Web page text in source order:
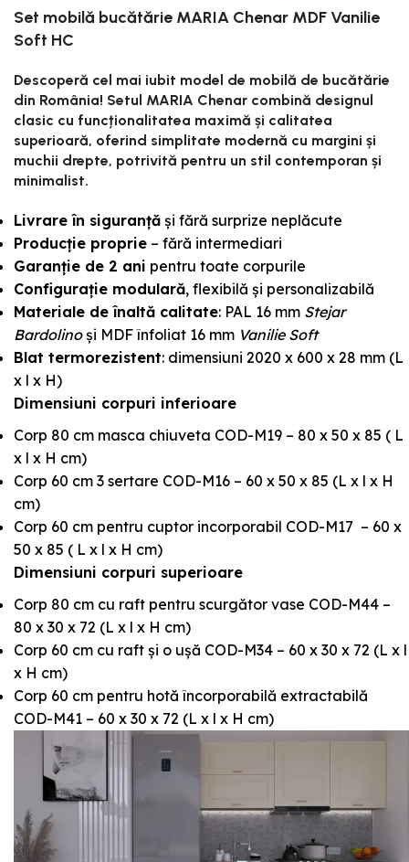
Set mobilă bucătărie MARIA Chenar MDF Vanilie
Soft HC
Descoperă cel mai iubit model de mobilă de bucătărie
din România! Setul MARIA Chenar combină designul
clasic cu funcționalitatea maximă și calitatea
superioară, oferind simplitate modernă cu margini și
muchii drepte, potrivită pentru un stil contemporan și
minimalist.
Livrare în siguranță și fără surprize neplăcute
Producție proprie – fără intermediari
Garanție de 2 ani pentru toate corpurile
Configurație modulară, flexibilă și personalizabilă
Materiale de înaltă calitate: PAL 16 mm Stejar
Bardolinoși MDF înfoliat 16 mm Vanilie Soft
Blat termorezistent: dimensiuni 2020 x 600 x 28 mm (L
x l x H)
Dimensiuni corpuri inferioare
Corp 80 cm masca chiuveta COD-M19 – 80 x 50 x 85 ( L
x l x H cm)
Corp 60 cm 3 sertare COD-M16 – 60 x 50 x 85 (L x l x H
cm)
Corp 60 cm pentru cuptor incorporabil COD-M17 – 60 x
50 x 85 ( L x l x H cm)
Dimensiuni corpuri superioare
Corp 80 cm cu raft pentru scurgător vase COD-M44 –
80 x 30 x 72 (L x l x H cm)
Corp 60 cm cu raft și o ușă COD-M34 – 60 x 30 x 72 (L x l
x H cm)
Corp 60 cm pentru hotă încorporabilă extractabilă
COD-M41 – 60 x 30 x 72 (L x l x H cm)